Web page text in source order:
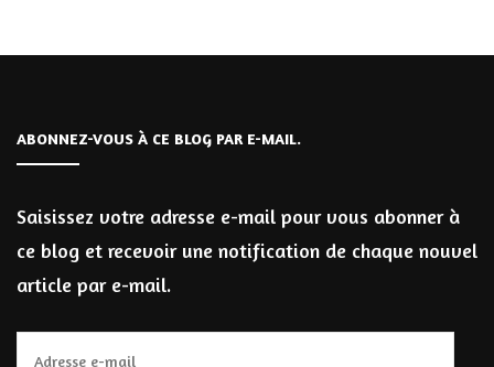
ABONNEZ-VOUS À CE BLOG PAR E-MAIL.
Saisissez votre adresse e-mail pour vous abonner à
ce blog et recevoir une notification de chaque nouvel
article par e-mail.